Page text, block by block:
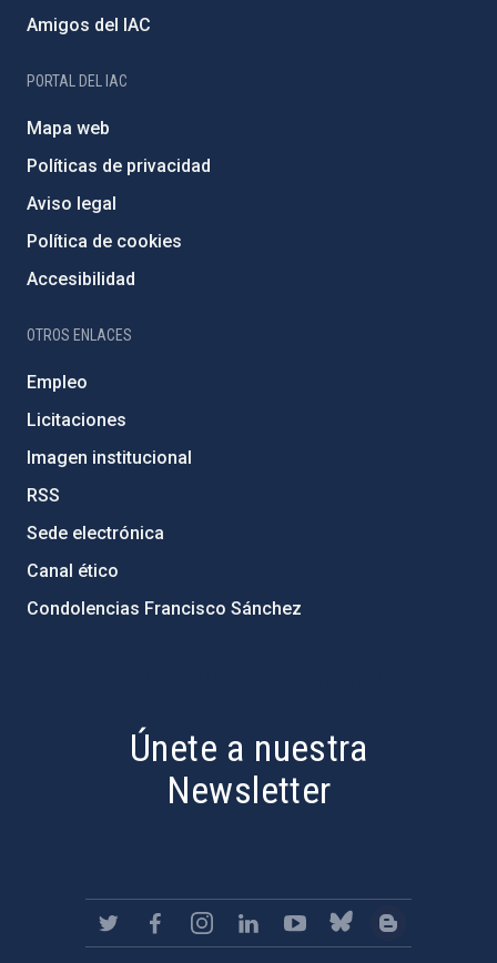
Amigos del IAC
PORTAL DEL IAC
Mapa web
Políticas de privacidad
Aviso legal
Política de cookies
Accesibilidad
OTROS ENLACES
Empleo
Licitaciones
Imagen institucional
RSS
Sede electrónica
Canal ético
Condolencias Francisco Sánchez
Únete a nuestra
Newsletter